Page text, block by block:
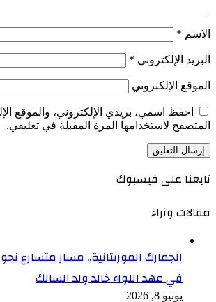
الاسم *
البريد الإلكتروني *
الموقع الإلكتروني
احفظ اسمي، بريدي الإلكتروني، والموقع
المتصفح لاستخدامها المرة المقبلة في تعليقي.
تابعنا على فيسبوك
مقالات وآراء
الجمارك الموريتانية.. مسار متسارع
في عهد اللواء خالد ولد السالك
يونيو 8, 2026